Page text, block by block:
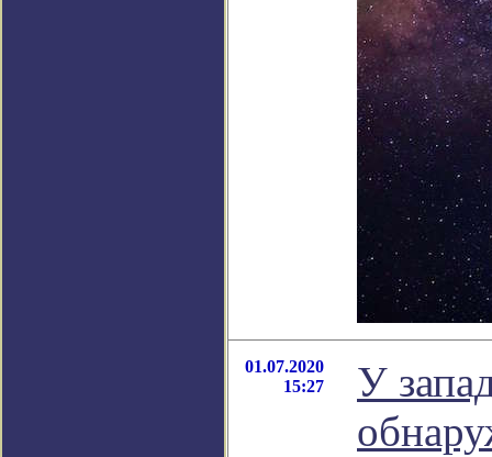
01.07.2020
15:27
У